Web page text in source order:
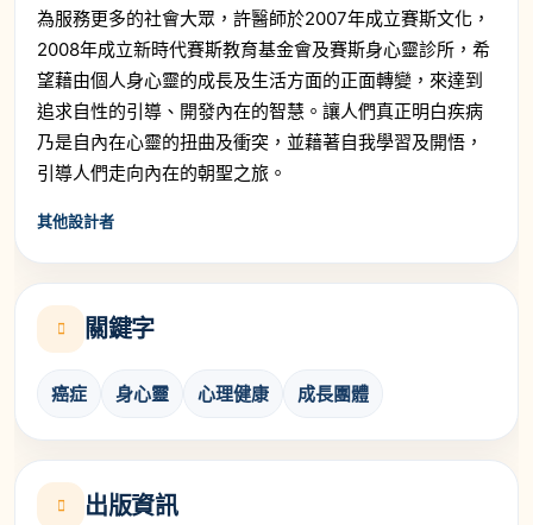
為服務更多的社會大眾，許醫師於2007年成立賽斯文化，
2008年成立新時代賽斯教育基金會及賽斯身心靈診所，希
望藉由個人身心靈的成長及生活方面的正面轉變，來達到
追求自性的引導、開發內在的智慧。讓人們真正明白疾病
乃是自內在心靈的扭曲及衝突，並藉著自我學習及開悟，
引導人們走向內在的朝聖之旅。
其他設計者
關鍵字
癌症 身心靈 心理健康 成長團體
出版資訊